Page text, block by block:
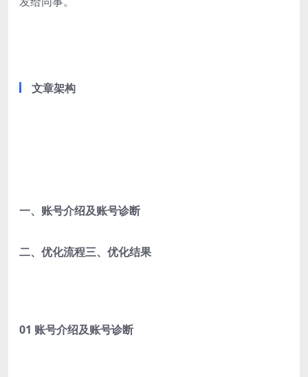
文章架构
一、账号介绍及账号诊断
二、优化流程三、优化结果
01 账号介绍及账号诊断